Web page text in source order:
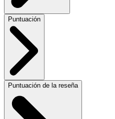
Puntuación
Puntuación de la reseña